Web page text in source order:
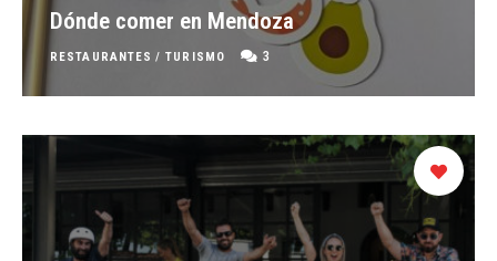
Dónde comer en Mendoza
RESTAURANTES / TURISMO 3